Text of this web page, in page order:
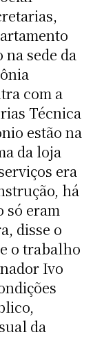
sede da
com a
Técnica
estão na
da loja
era
há
só eram
disse o
o trabalho
Ivo
da